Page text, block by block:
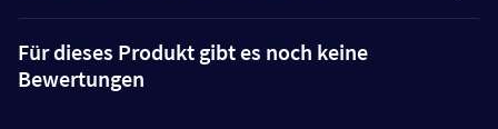
Für dieses Produkt gibt es noch keine
Bewertungen